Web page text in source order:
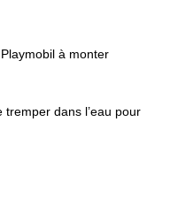
à monter
dans l’eau pour